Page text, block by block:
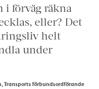
i förväg räkna
eller? Det
helt
under
Transports förbundsordförande